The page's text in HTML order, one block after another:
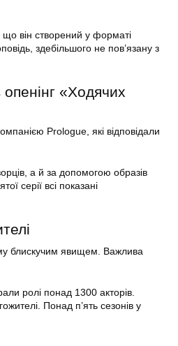
що він створений у форматі
здебільшого не пов’язану з
«Ходячих
Prologue, які відповідали
а й за допомогою образів
серії всі показані
блискучим явищем. Важлива
ролі понад 1300 акторів.
Понад п’ять сезонів у